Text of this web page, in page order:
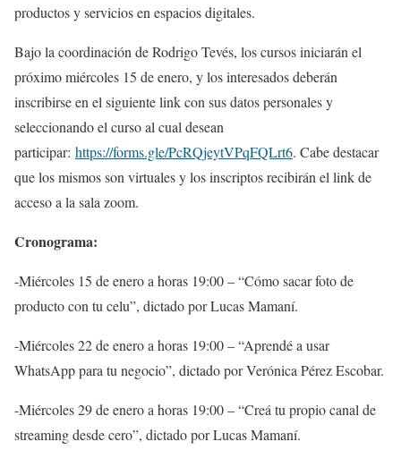
productos y servicios en espacios digitales.
Bajo la coordinación de Rodrigo Tevés, los cursos iniciarán el
próximo miércoles 15 de enero, y los interesados deberán
inscribirse en el siguiente link con sus datos personales y
seleccionando el curso al cual desean
participar: https://forms.gle/PcRQjeytVPqFQLrt6. Cabe destacar
que los mismos son virtuales y los inscriptos recibirán el link de
acceso a la sala zoom.
Cronograma:
-Miércoles 15 de enero a horas 19:00 – “Cómo sacar foto de
producto con tu celu”, dictado por Lucas Mamaní.
-Miércoles 22 de enero a horas 19:00 – “Aprendé a usar
WhatsApp para tu negocio”, dictado por Verónica Pérez Escobar.
-Miércoles 29 de enero a horas 19:00 – “Creá tu propio canal de
streaming desde cero”, dictado por Lucas Mamaní.